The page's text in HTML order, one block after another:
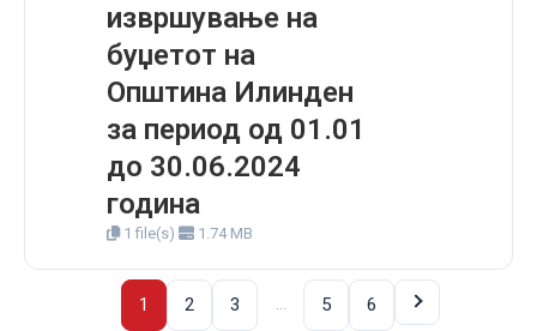
извршување на
буџетот на
Општина Илинден
за период од 01.01
до 30.06.2024
година
1 file(s) 1.74 MB
1 2 3 … 5 6